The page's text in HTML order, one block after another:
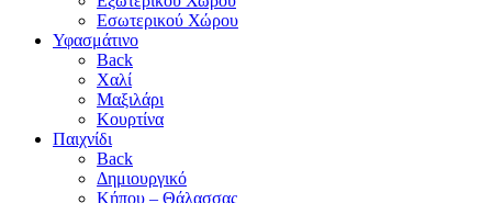
Εσωτερικού Χώρου
Υφασμάτινο
Back
Χαλί
Μαξιλάρι
Κουρτίνα
Παιχνίδι
Back
Δημιουργικό
Κήπου – Θάλασσας